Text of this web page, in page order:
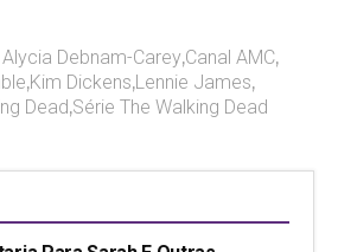
Alycia Debnam-Carey,Canal AMC,
,Kim Dickens,Lennie James,
Dead,Série The Walking Dead